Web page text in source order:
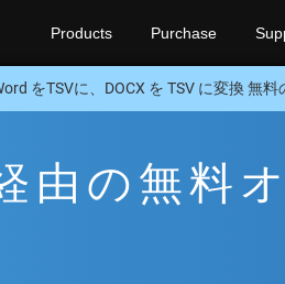
Products Purchase
をTSVに、DOCX を TSV に変換 無
由の無料